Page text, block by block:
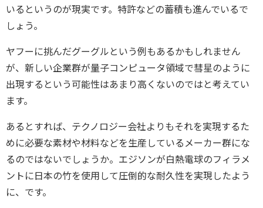
いるというのが現実です。特許などの蓄積も進んでいるで
しょう。
ヤフーに挑んだグーグルという例もあるかもしれません
が、新しい企業群が量子コンピュータ領域で彗星のように
出現するという可能性はあまり高くないのではと考えてい
ます。
あるとすれば、テクノロジー会社よりもそれを実現するた
めに必要な素材や材料などを生産しているメーカー群にな
るのではないでしょうか。エジソンが白熱電球のフィラメ
ントに日本の竹を使用して圧倒的な耐久性を実現したよう
に、です。